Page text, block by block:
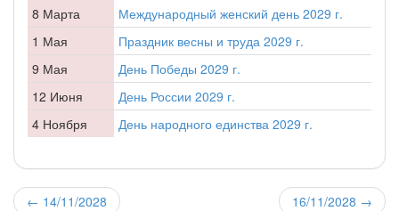
8 Марта
Международный женский день 2029 г.
1 Мая
Праздник весны и труда 2029 г.
9 Мая
День Победы 2029 г.
12 Июня
День России 2029 г.
4 Ноября
День народного единства 2029 г.
← 14/11/2028 16/11/2028 →